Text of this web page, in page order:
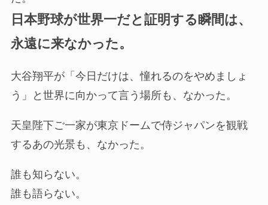
日本野球が世界一だと証明する瞬間は、
永遠に来なかった。
大谷翔平が「今日だけは、憧れるのをやめましょ
う」と世界に向かって言う場所も、なかった。
天皇陛下ご一家が東京ドームで侍ジャパンを観戦
するあの光景も、なかった。
誰も知らない。
誰も語らない。